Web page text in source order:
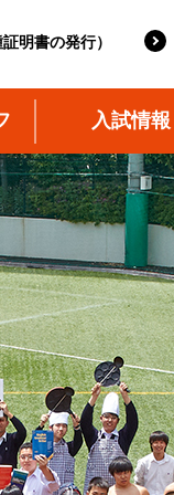
明書の発行）
入試情報